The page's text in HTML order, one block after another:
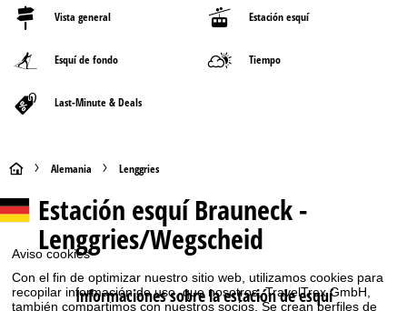
Aviso cookies
Con el fin de optimizar nuestro sitio web, utilizamos cookies para
recopilar información de uso, que nosotros, TravelTrex GmbH,
también compartimos con nuestros socios. Se crean perfiles de
Vista general Estación esquí
Esquí de fondo Tiempo
Last-Minute & Deals
P
á
i
Alemania Lenggries
Estación esquíBrauneck -
Lenggries/Wegscheid
Informaciones sobre la estación de esquí